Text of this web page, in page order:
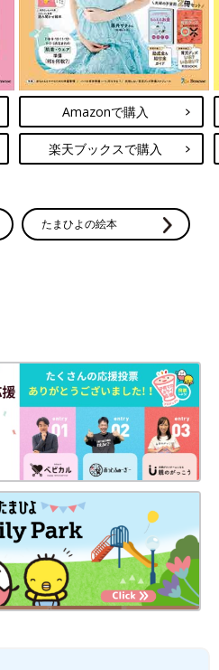
Amazonで購入
楽天ブックスで購入
たまひよの絵本